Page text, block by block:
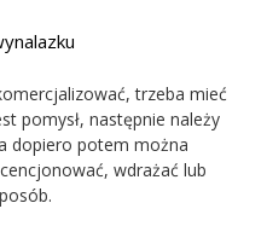
trzeba mieć
pomysł, następnie należy
dopiero potem można
wdrażać lub